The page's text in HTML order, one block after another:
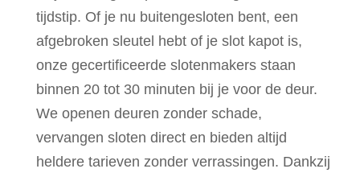
tijdstip. Of je nu buitengesloten bent, een
afgebroken sleutel hebt of je slot kapot is,
onze gecertificeerde slotenmakers staan
binnen 20 tot 30 minuten bij je voor de deur.
We openen deuren zonder schade,
vervangen sloten direct en bieden altijd
heldere tarieven zonder verrassingen. Dankzij